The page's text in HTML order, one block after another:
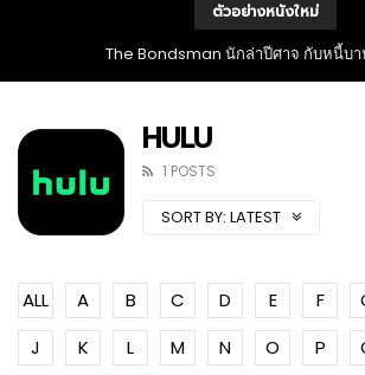
ตัวอย่างหนังใหม่
The Bondsman นักล่าปีศาจ กับหนี้บา
HULU
1 POSTS
SORT BY: LATEST
ALL A B C D E F
J
K L M N O P